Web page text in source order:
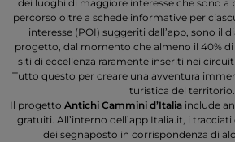
dei luoghi di maggiore interesse che sono
percorso oltre a schede informative per
interesse (POI) suggeriti dall’app, sono il
progetto, dal momento che almeno il 40%
siti di eccellenza raramente inseriti nei
Tutto questo per creare una avventura
turistica del territorio.
Il progetto Antichi Cammini d’Italia include
gratuiti. All’interno dell’app Italia.it, i
dei segnaposto in corrispondenza di